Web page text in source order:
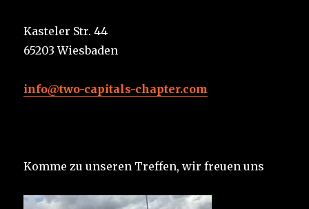
Kasteler Str. 44
65203 Wiesbaden
info@two-capitals-chapter.com
Komme zu unseren Treffen, wir freuen uns